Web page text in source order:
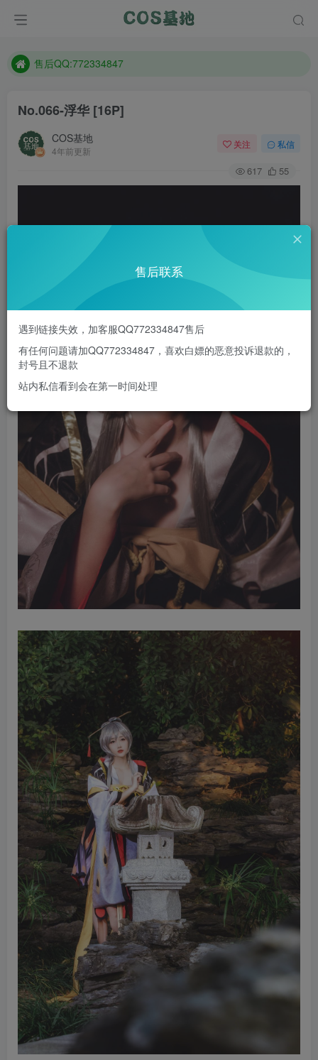
防失联：百度搜索《趣画刊》，实时查看最新站点。
售后QQ:772334847
No.066-浮华 [16P]
COS基地
4年前更新
关注 私信
617 55
售后联系
遇到链接失效，加客服QQ772334847售后
有任何问题请加QQ772334847，喜欢白嫖的恶意投诉退款的，
封号且不退款
站内私信看到会在第一时间处理